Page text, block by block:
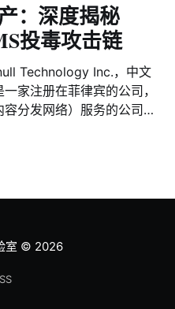
：深度揭秘
投毒攻击链
家注册在菲律宾的公司，
分发网络）服务的公司，
提供一站式服务，被美国
韧性，Funnull这样的老牌
明Funnull已换皮复活。
室 © 2026